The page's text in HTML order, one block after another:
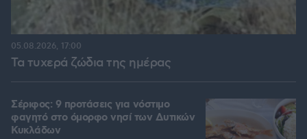
Τα τυχερά ζώδια της ημέρας
05.08.2026, 17:00
Σέριφος: 9 προτάσεις για νόστιμο
φαγητό στο όμορφο νησί των Δυτικών
Κυκλάδων